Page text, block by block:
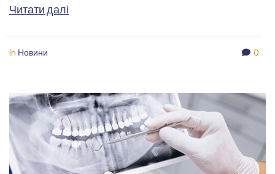
Читати далі
in Новини 0